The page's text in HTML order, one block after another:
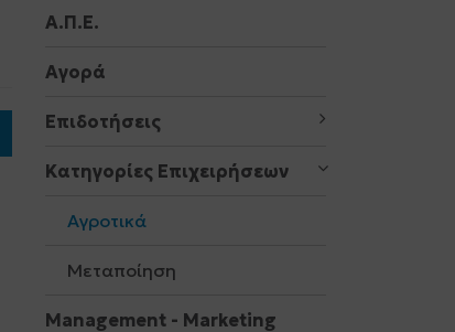
Α.Π.Ε.
Αγορά
Επιδοτήσεις
Κατηγορίες Επιχειρήσεων
Αγροτικά
Μεταποίηση
Μanagement - Marketing